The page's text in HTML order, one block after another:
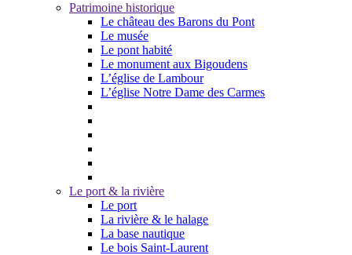
Patrimoine historique
Le château des Barons du Pont
Le musée
Le pont habité
Le monument aux Bigoudens
L’église de Lambour
L’église Notre Dame des Carmes
Le port & la rivière
Le port
La rivière & le halage
La base nautique
Le bois Saint-Laurent